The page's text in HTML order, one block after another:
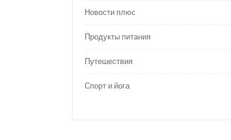
Новости плюс
Продукты питания
Путешествия
Спорт и йога